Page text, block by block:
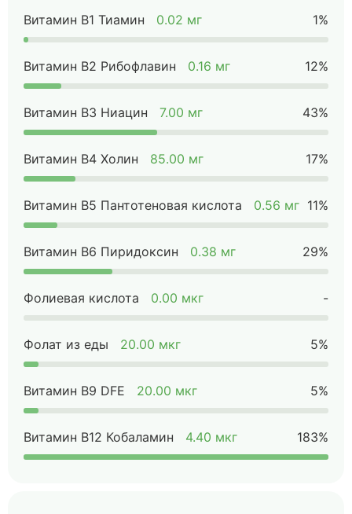
Витамин B1 Тиамин 0.02 мг 1%
Витамин B2 Рибофлавин 0.16 мг 12%
Витамин B3 Ниацин 7.00 мг 43%
Витамин B4 Холин 85.00 мг 17%
Витамин B5 Пантотеновая кислота 0.56 мг 11%
Витамин B6 Пиридоксин 0.38 мг 29%
Фолиевая кислота 0.00 мкг -
Фолат из еды 20.00 мкг 5%
Витамин B9 DFE 20.00 мкг 5%
Витамин B12 Кобаламин 4.40 мкг 183%